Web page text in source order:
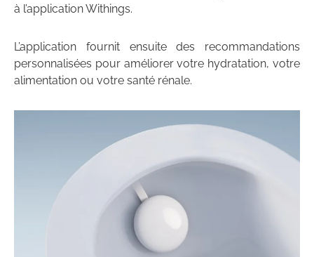
à l’application Withings.
L’application fournit ensuite des recommandations
personnalisées pour améliorer votre hydratation, votre
alimentation ou votre santé rénale.